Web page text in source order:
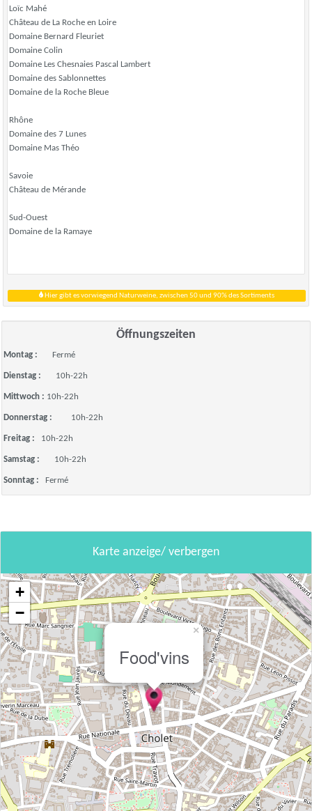
Loïc Mahé
Château de La Roche en Loire
Domaine Bernard Fleuriet
Domaine Colin
Domaine Les Chesnaies Pascal Lambert
Domaine des Sablonnettes
Domaine de la Roche Bleue
Rhône
Domaine des 7 Lunes
Domaine Mas Théo
Savoie
Château de Mérande
Sud-Ouest
Domaine de la Ramaye
Hier gibt es vorwiegend Naturweine, zwischen 50 und 90% des Sortiments
Öffnungszeiten
Montag : Fermé
Dienstag : 10h-22h
Mittwoch : 10h-22h
Donnerstag : 10h-22h
Freitag : 10h-22h
Samstag : 10h-22h
Sonntag : Fermé
Karte anzeige/ verbergen
Food'vins
×
+
−